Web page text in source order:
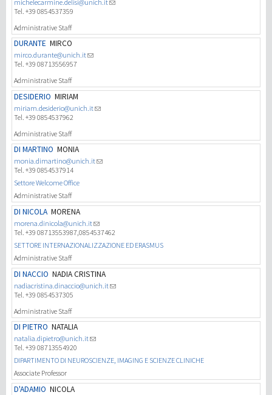
michelecarmine.delisi@unich.it
Tel. +39 0854537359
Administrative Staff
DURANTE MIRCO
mirco.durante@unich.it
Tel. +39 08713556957
Administrative Staff
DESIDERIO MIRIAM
miriam.desiderio@unich.it
Tel. +39 0854537962
Administrative Staff
DI MARTINO MONIA
monia.dimartino@unich.it
Tel. +39 0854537914
Settore Welcome Office
Administrative Staff
DI NICOLA MORENA
morena.dinicola@unich.it
Tel. +39 08713553987,0854537462
SETTORE INTERNAZIONALIZZAZIONE ED ERASMUS
Administrative Staff
DI NACCIO NADIA CRISTINA
nadiacristina.dinaccio@unich.it
Tel. +39 0854537305
Administrative Staff
DI PIETRO NATALIA
natalia.dipietro@unich.it
Tel. +39 08713554920
DIPARTIMENTO DI NEUROSCIENZE, IMAGING E SCIENZE CLINICHE
Associate Professor
D'ADAMIO NICOLA